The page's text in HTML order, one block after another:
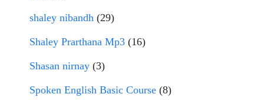
shaley nibandh (29)
Shaley Prarthana Mp3 (16)
Shasan nirnay (3)
Spoken English Basic Course (8)